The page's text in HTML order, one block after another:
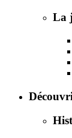
La